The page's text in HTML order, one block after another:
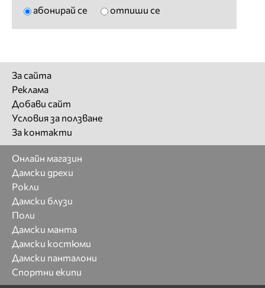
абонирай се отпиши се
За сайта
Реклама
Добави сайт
Условия за ползване
За контакти
Онлайн магазин
Дамски дрехи
Рокли
Дамски блузи
Поли
Дамски манта
Дамски костюми
Дамски панталони
Спортни екипи